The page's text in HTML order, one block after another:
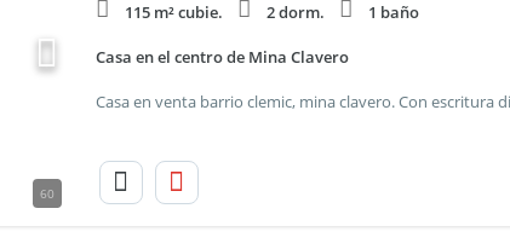
60
115 m² cubie. 2 dorm. 1 baño
Casa en el centro de Mina Clavero